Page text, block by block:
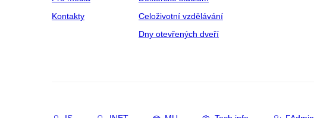
Kontakty
Celoživotní vzdělávání
Dny otevřených dveří